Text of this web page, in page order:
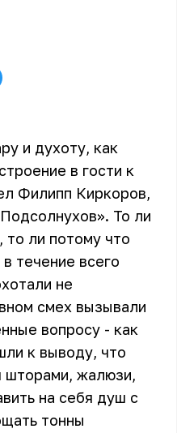
и духоту, как
в гости к
Филипп Киркоров,
То ли
ли потому что
течение всего
не
смех вызывали
вопросу - как
к выводу, что
шторами, жалюзи,
на себя душ с
тонны